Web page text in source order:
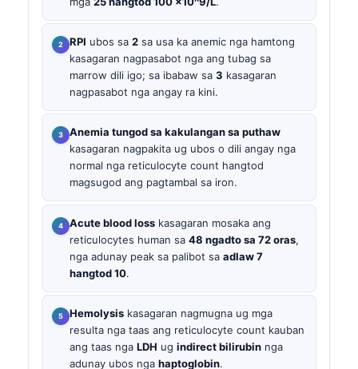
RPI ubos sa 2 sa usa ka anemic nga hamtong
kasagaran nagpasabot nga ang tubag sa
marrow dili igo; sa ibabaw sa 3 kasagaran
nagpasabot nga angay ra kini.
Anemia tungod sa kakulangan sa puthaw
kasagaran nagpakita ug ubos o dili angay nga
normal nga reticulocyte count hangtod
magsugod ang pagtambal sa iron.
Acute blood loss kasagaran mosaka ang
reticulocytes human sa 48 ngadto sa 72 oras,
nga adunay peak sa palibot sa adlaw 7
hangtod 10.
Hemolysis kasagaran nagmugna ug mga
resulta nga taas ang reticulocyte count kauban
ang taas nga LDH ug indirect bilirubin nga
adunay ubos nga haptoglobin.